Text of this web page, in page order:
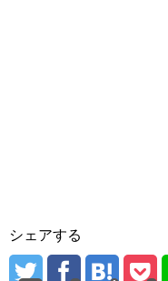
シェアする